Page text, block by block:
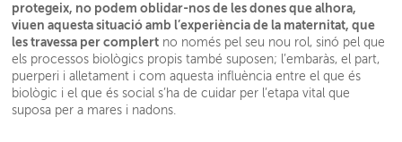
protegeix, no podem oblidar-nos de les dones que alhora,
viuen aquesta situació amb l’experiència de la maternitat, que
les travessa per complert no només pel seu nou rol, sinó pel que
els processos biològics propis també suposen; l’embaràs, el part,
puerperi i alletament i com aquesta influència entre el que és
biològic i el que és social s’ha de cuidar per l’etapa vital que
suposa per a mares i nadons.